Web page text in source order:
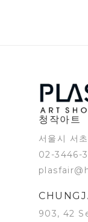
청작아트
서울시 서
02-3446-
903, 42